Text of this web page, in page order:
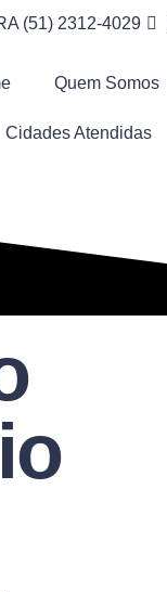
(51) 2312-4029
Quem Somos
Cidades Atendidas